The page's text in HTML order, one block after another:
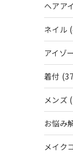
ヘアア
ネイル
アイゾ
着付
メンズ
お悩み
メイク